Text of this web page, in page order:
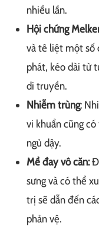
nhiều lần.
Hội chứng
và tê liệt một số
phát, kéo dài từ
di truyền​.
Nhiễm trùng:
vi khuẩn cũng
ngủ dậy.
Mề đay vô căn:
sưng và có thể
trị sẽ dẫn đến
phản vệ.​